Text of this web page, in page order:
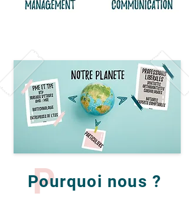
P
Pourquoi nous ?